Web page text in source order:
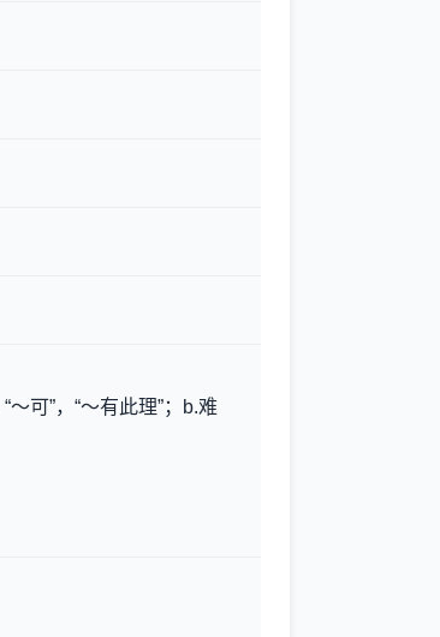
可”，“～有此理”；b.难